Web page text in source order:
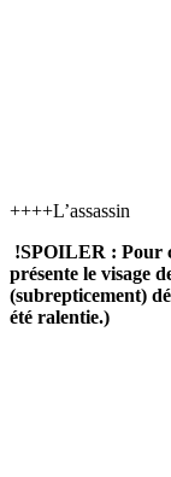
++++L’assassin
!SPOILER : Pour
présente le visage
(subrepticement)
été ralentie.)